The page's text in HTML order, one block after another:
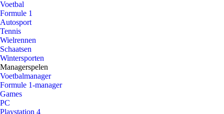
Voetbal
Formule 1
Autosport
Tennis
Wielrennen
Schaatsen
Wintersporten
Managerspelen
Voetbalmanager
Formule 1-manager
Games
PC
Playstation 4